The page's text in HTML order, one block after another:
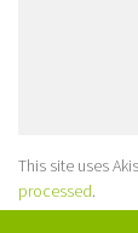
This site uses
processed.